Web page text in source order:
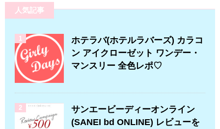
人気記事
1
ホテラバ(ホテルラバーズ) カラコ
ン アイクローゼット ワンデー・
マンスリー 全色レポ♡
2
サンエービーディーオンライン
(SANEI bd ONLINE) レビューを